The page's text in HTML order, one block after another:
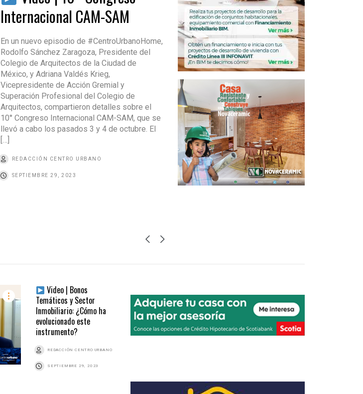
Internacional CAM-SAM
En un nuevo episodio de #CentroUrbanoHome,
Rodolfo Sánchez Zaragoza, Presidente del
Colegio de Arquitectos de la Ciudad de
México, y Adriana Valdés Krieg,
Vicepresidente de Acción Gremial y
Superación Profesional del Colegio de
Arquitectos, compartieron detalles sobre el
10° Congreso Internacional CAM-SAM, que se
llevó a cabo los pasados 3 y 4 de octubre. El
[…]
REDACCIÓN CENTRO URBANO
SEPTIEMBRE 29, 2023
Video | Bonos
Temáticos y Sector
Inmobiliario: ¿Cómo ha
evolucionado este
instrumento?
REDACCIÓN CENTRO URBANO
SEPTIEMBRE 29, 2023